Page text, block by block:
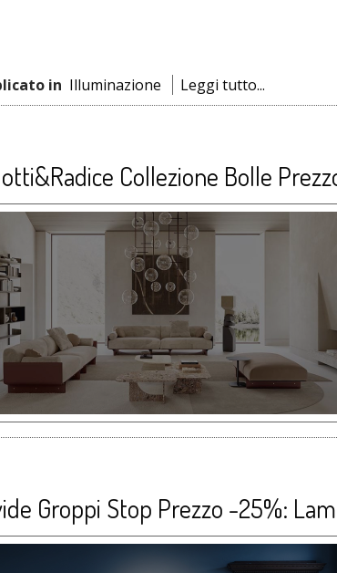
in Illuminazione Leggi tutto...
Collezione Bolle
Groppi Stop Prezzo -25%: